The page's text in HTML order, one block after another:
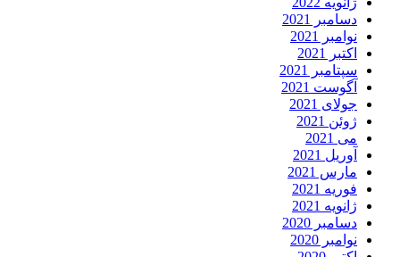
دسامبر 2021
نوامبر 2021
اکتبر 2021
سپتامبر 2021
آگوست 2021
جولای 2021
ژوئن 2021
می 2021
آوریل 2021
مارس 2021
فوریه 2021
ژانویه 2021
دسامبر 2020
نوامبر 2020